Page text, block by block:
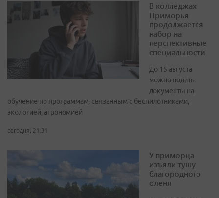
В колледжах
Приморья
продолжается
набор на
перспективные
специальности
До 15 августа
можно подать
документы на
обучение по программам, связанным с беспилотниками,
экологией, агрономией
сегодня, 21:31
У приморца
изъяли тушу
благородного
оленя